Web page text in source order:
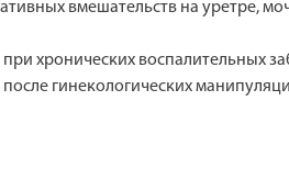
вмешательств на уретре,
хронических воспалительных
гинекологических